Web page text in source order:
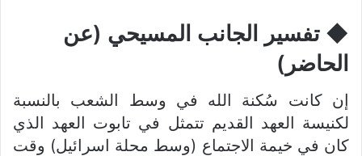
◆ تفسير الجانب المسيحي (عن
الحاضر)
إن كانت سُكنة الله في وسط الشعب بالنسبة
لكنيسة العهد القديم تتمثل في تابوت العهد الذي
كان في خيمة الاجتماع (وسط محلة اسرائيل) وقت